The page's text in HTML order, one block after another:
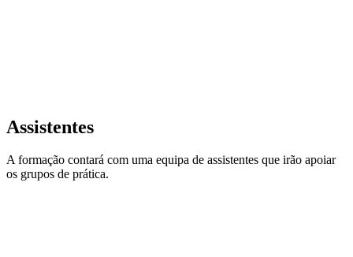
Assistentes
A formação contará com uma equipa de assistentes que irão apoiar
os grupos de prática.